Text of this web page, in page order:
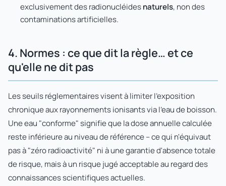
exclusivement des radionucléidesnaturels, non des
contaminations artificielles.
4. Normes : ce que dit la règle… et ce
qu'elle ne dit pas
Les seuils réglementaires visent à limiter l'exposition
chronique aux rayonnements ionisants via l'eau de boisson.
Une eau "conforme" signifie que la dose annuelle calculée
reste inférieure au niveau de référence – ce qui n'équivaut
pas à "zéro radioactivité" ni à une garantie d'absence totale
de risque, mais à un risque jugé acceptable au regard des
connaissances scientifiques actuelles.